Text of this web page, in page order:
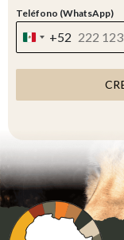
Teléfono (WhatsApp)
M
E
5
2
+52